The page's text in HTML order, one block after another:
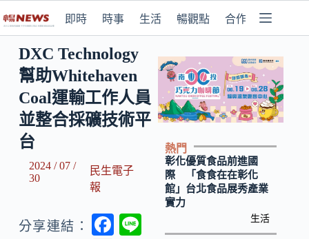
即時 時事 生活 暢觀點 合作媒體
DXC Technology
幫助Whitehaven
Coal運輸工作人員
並整合採礦技術平
台
2024 / 07 /
30
民生電子
報
分享連結：
F
熱門
彰化優質食品前進國
際 「食食在在彰化
館」台北食品展秀產業
實力
生活